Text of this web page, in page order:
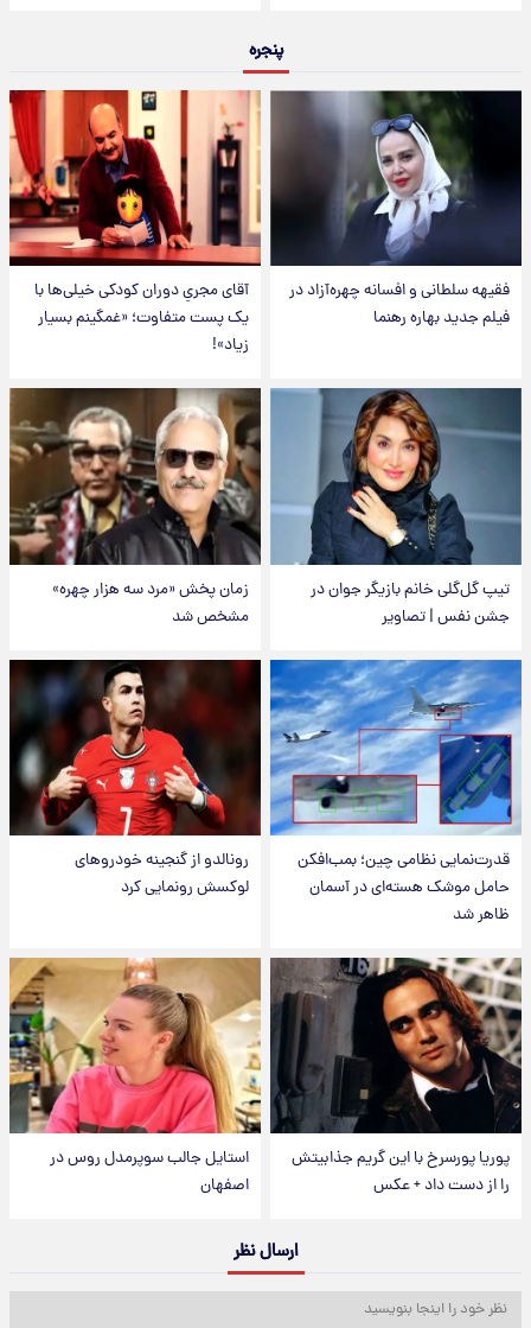
پنجره
فقیهه سلطانی و افسانه چهره‌آزاد در
فیلم جدید بهاره رهنما
آقای مجریِ دوران کودکی خیلی‌ها با
یک پست متفاوت؛ «غمگینم بسیار
زیاد»!
تیپ گل‌گلی خانم بازیگر جوان در
جشن نفس | تصاویر
زمان پخش «مرد سه هزار چهره»
مشخص شد
قدرت‌نمایی نظامی چین؛ بمب‌افکن
حامل موشک هسته‌ای در آسمان
ظاهر شد
رونالدو از گنجینه خودروهای
لوکسش رونمایی کرد
پوریا پورسرخ با این گریم جذابیتش
را از دست داد + عکس
استایل جالب سوپرمدل روس در
اصفهان
ارسال نظر